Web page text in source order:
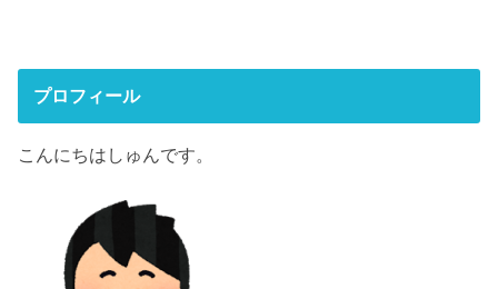
プロフィール
こんにちはしゅんです。